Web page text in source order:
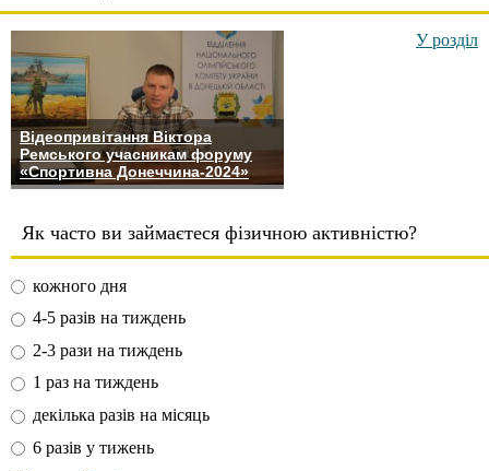
Відеопривітання Віктора
Ремського учасникам форуму
«Спортивна Донеччина-2024»
У розділ
Як часто ви займаєтеся фізичною активністю?
кожного дня
4-5 разів на тиждень
2-3 рази на тиждень
1 раз на тиждень
декілька разів на місяць
6 разів у тижень